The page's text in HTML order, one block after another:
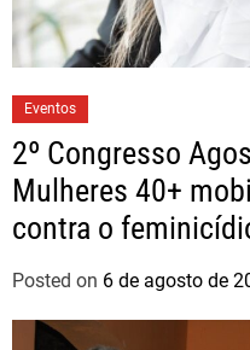
Eventos
2º Congresso
Mulheres 40+
contra o
Posted on 6 de agosto de